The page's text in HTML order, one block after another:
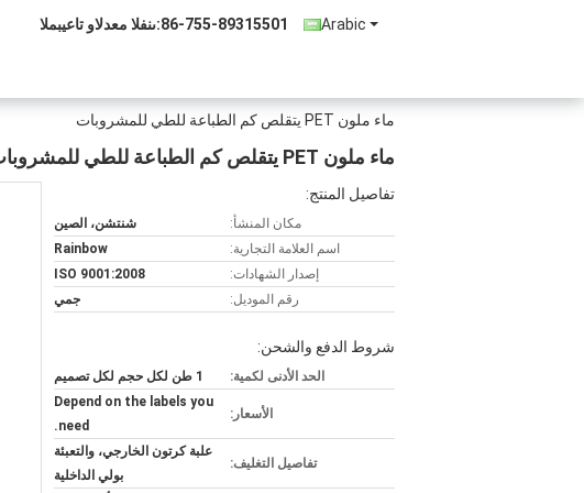
Arabic المبيعات والدعم الفنى:86-755-89315501
ماء ملون PET يتقلص كم الطباعة للطي للمشروبات
ماء ملون PET يتقلص كم الطباعة للطي للمشروبات
تفاصيل المنتج:
مكان المنشأ:
شنتشن، الصين
اسم العلامة التجارية:
Rainbow
إصدار الشهادات:
ISO 9001:2008
رقم الموديل:
جمي
شروط الدفع والشحن:
الحد الأدنى لكمية: 1 طن لكل حجم لكل تصميم
الأسعار:
Depend on the labels you
need.
تفاصيل التغليف:
علبة كرتون الخارجي، والتعبئة
بولي الداخلية